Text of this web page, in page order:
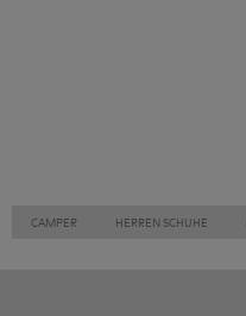
CAMPER HERREN SCHUHE